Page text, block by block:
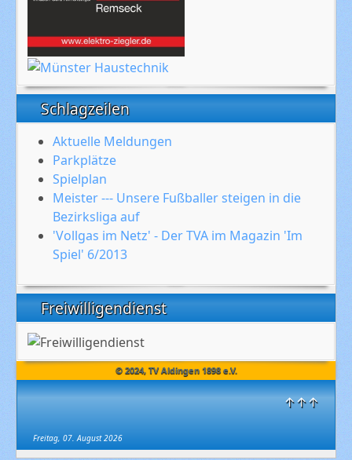
© 2024, TV Aldingen 1898 e.V.
↑↑↑
Freitag, 07. August 2026
Schlagzeilen
Aktuelle Meldungen
Parkplätze
Spielplan
Meister --- Unsere Fußballer steigen in die
Bezirksliga auf
'Vollgas im Netz' - Der TVA im Magazin 'Im
Spiel' 6/2013
Freiwilligendienst